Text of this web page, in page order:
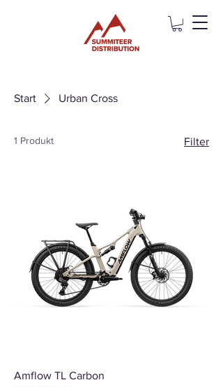
Start Urban Cross
1 Produkt Filter
Amflow TL Carbon